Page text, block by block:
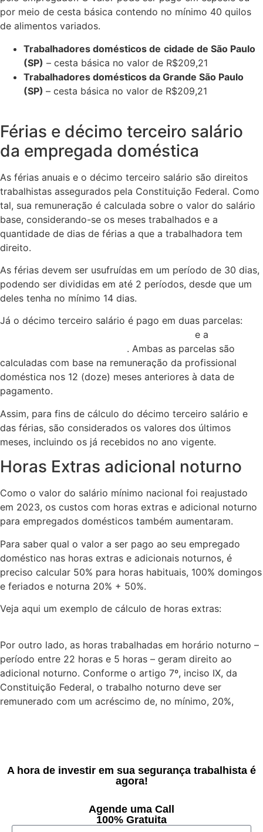
por meio de cesta básica contendo no mínimo 40 quilos
de alimentos variados.
Trabalhadores domésticos de cidade de São Paulo
(SP) – cesta básica no valor de R$209,21
Trabalhadores domésticos da Grande São Paulo
(SP) – cesta básica no valor de R$209,21
Férias e décimo terceiro salário
da empregada doméstica
As férias anuais e o décimo terceiro salário são direitos
trabalhistas assegurados pela Constituição Federal. Como
tal, sua remuneração é calculada sobre o valor do salário
base, considerando-se os meses trabalhados e a
quantidade de dias de férias a que a trabalhadora tem
direito.
As férias devem ser usufruídas em um período de 30 dias,
podendo ser divididas em até 2 períodos, desde que um
deles tenha no mínimo 14 dias.
Já o décimo terceiro salário é pago em duas parcelas:
e a
. Ambas as parcelas são
calculadas com base na remuneração da profissional
doméstica nos 12 (doze) meses anteriores à data de
pagamento.
Assim, para fins de cálculo do décimo terceiro salário e
das férias, são considerados os valores dos últimos
meses, incluindo os já recebidos no ano vigente.
Horas Extras adicional noturno
Como o valor do salário mínimo nacional foi reajustado
em 2023, os custos com horas extras e adicional noturno
para empregados domésticos também aumentaram.
Para saber qual o valor a ser pago ao seu empregado
doméstico nas horas extras e adicionais noturnos, é
preciso calcular 50% para horas habituais, 100% domingos
e feriados e noturna 20% + 50%.
Veja aqui um exemplo de cálculo de horas extras:
Por outro lado, as horas trabalhadas em horário noturno –
período entre 22 horas e 5 horas – geram direito ao
adicional noturno. Conforme o artigo 7º, inciso IX, da
Constituição Federal, o trabalho noturno deve ser
remunerado com um acréscimo de, no mínimo, 20%,
A hora de investir em sua segurança trabalhista é
agora!
Agende uma Call
100% Gratuita